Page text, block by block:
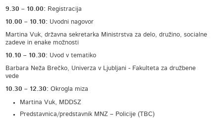
9.30 – 10.00: Registracija
10.00 – 10.10: Uvodni nagovor
Martina Vuk, državna sekretarka Ministrstva za delo, družino, socialne
zadeve in enake možnosti
10.10 – 10.30: Uvod v tematiko
Barbara Neža Brečko, Univerza v Ljubljani - Fakulteta za družbene
vede
10.30 – 12.30: Okrogla miza
Martina Vuk, MDDSZ
Predstavnica/predstavnik MNZ – Policije (TBC)